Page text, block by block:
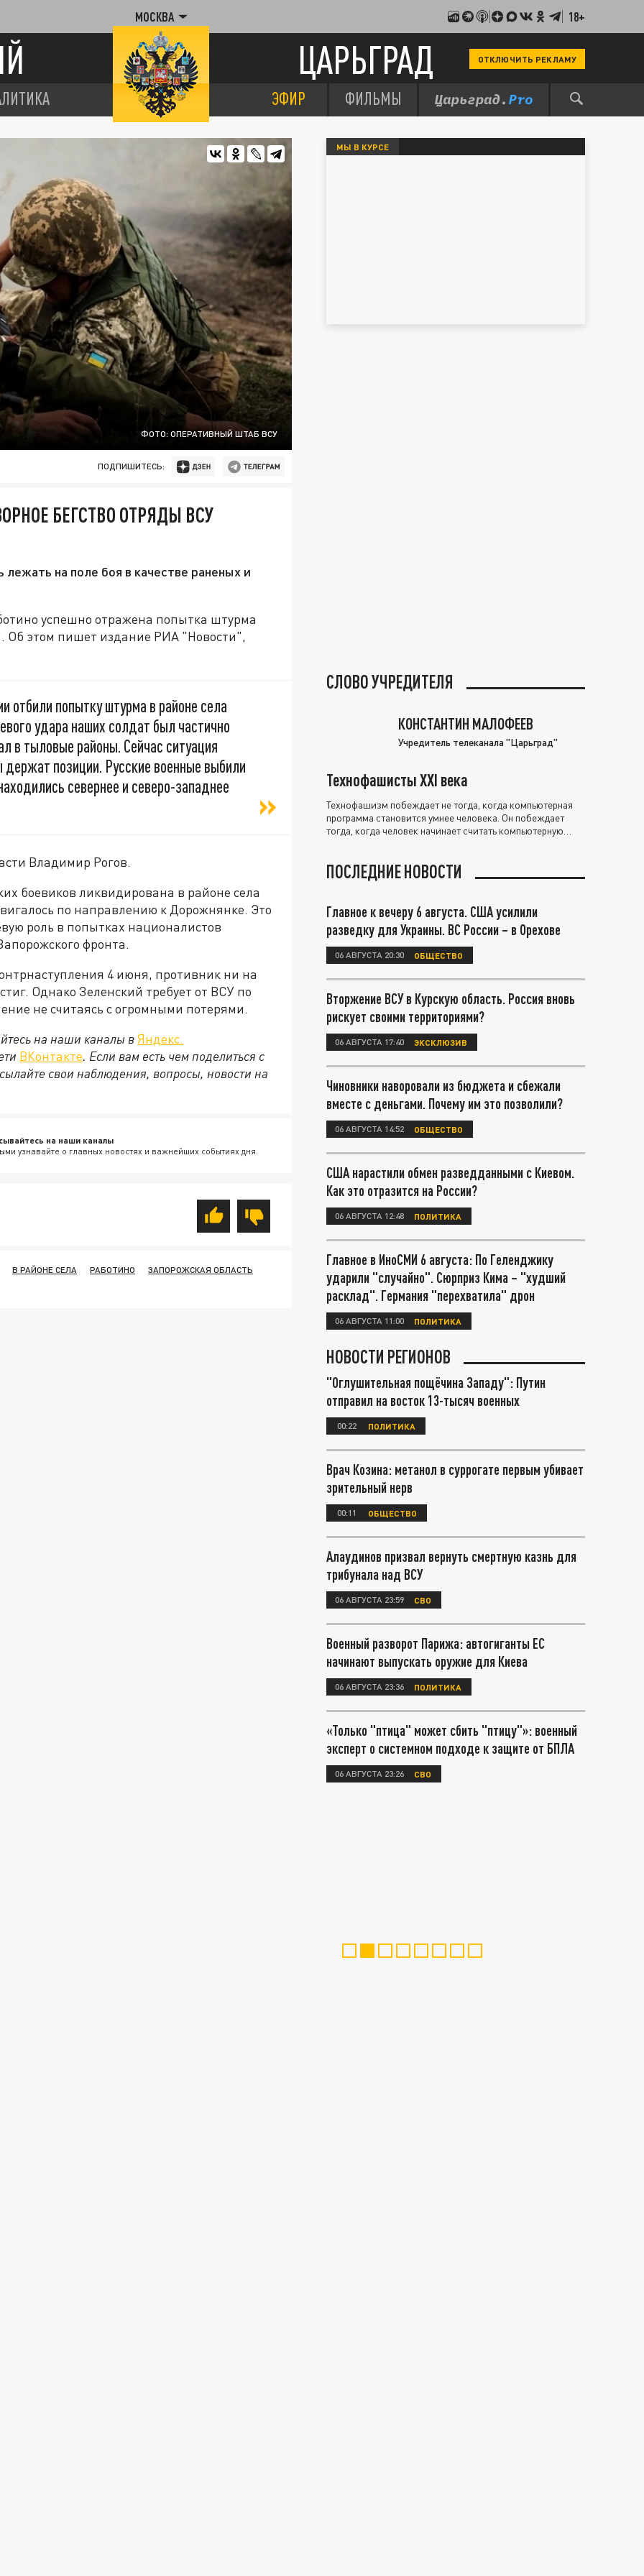
МОСКВА 18+
ЦАРЬГРАД ОТКЛЮЧИТЬ РЕКЛАМУ
ЭФИР ФИЛЬМЫ
ФОТО: ОПЕРАТИВНЫЙ ШТАБ ВСУ
ПОДПИШИТЕСЬ:
БЕГСТВО ОТРЯДЫ ВСУ
лежать на поле боя в качестве раненых и
успешно отражена попытка штурма
Об этом пишет издание РИА "Новости",
отбили попытку штурма в районе села
удара наших солдат был частично
в тыловые районы. Сейчас ситуация
позиции. Русские военные выбили
севернее и северо-западнее
Владимир Рогов.
боевиков ликвидирована в районе села
по направлению к Дорожнянке. Это
роль в попытках националистов
фронта.
4 июня, противник ни на
Однако Зеленский требует от ВСУ по
не считаясь с огромными потерями.
на наши каналы вЯндекс.
ВКонтакте. Если вам есть чем поделиться с
свои наблюдения, вопросы, новости на
на наши каналы
узнавайте о главных новостях и важнейших событиях дня.
В РАЙОНЕ СЕЛА РАБОТИНО
ЗАПОРОЖСКАЯ ОБЛАСТЬ
МЫ В КУРСЕ
СЛОВО УЧРЕДИТЕЛЯ
КОНСТАНТИН МАЛОФЕЕВ
Учредитель телеканала "Царьград"
Технофашисты XXI века
Технофашизм побеждает не тогда, когда компьютерная
программа становится умнее человека. Он побеждает
тогда, когда человек начинает считать компьютерную
ПОСЛЕДНИЕ НОВОСТИ
Главное к вечеру 6 августа. США усилили
разведку для Украины. ВС России – в Орехове
06 АВГУСТА 20:30 ОБЩЕСТВО
Вторжение ВСУ в Курскую область. Россия вновь
рискует своими территориями?
06 АВГУСТА 17:40 ЭКСКЛЮЗИВ
Чиновники наворовали из бюджета и сбежали
вместе с деньгами. Почему им это позволили?
06 АВГУСТА 14:52 ОБЩЕСТВО
США нарастили обмен разведданными с Киевом.
Как это отразится на России?
06 АВГУСТА 12:48 ПОЛИТИКА
Главное в ИноСМИ 6 августа: По Геленджику
ударили "случайно". Сюрприз Кима – "худший
расклад". Германия "перехватила" дрон
06 АВГУСТА 11:00 ПОЛИТИКА
НОВОСТИ РЕГИОНОВ
"Оглушительная пощёчина Западу": Путин
отправил на восток 13-тысяч военных
00:22 ПОЛИТИКА
Врач Козина: метанол в суррогате первым убивает
зрительный нерв
00:11 ОБЩЕСТВО
Алаудинов призвал вернуть смертную казнь для
трибунала над ВСУ
06 АВГУСТА 23:59 СВО
Военный разворот Парижа: автогиганты ЕС
начинают выпускать оружие для Киева
06 АВГУСТА 23:36 ПОЛИТИКА
«Только "птица" может сбить "птицу"»: военный
эксперт о системном подходе к защите от БПЛА
06 АВГУСТА 23:26 СВО